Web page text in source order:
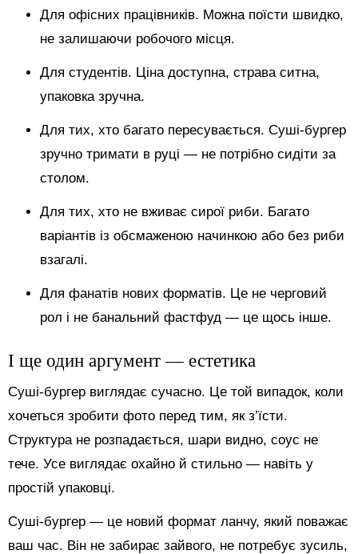
Для офісних працівників. Можна поїсти швидко,
не залишаючи робочого місця.
Для студентів. Ціна доступна, страва ситна,
упаковка зручна.
Для тих, хто багато пересувається. Суші-бургер
зручно тримати в руці — не потрібно сидіти за
столом.
Для тих, хто не вживає сирої риби. Багато
варіантів із обсмаженою начинкою або без риби
взагалі.
Для фанатів нових форматів. Це не черговий
рол і не банальний фастфуд — це щось інше.
І ще один аргумент — естетика
Суші-бургер виглядає сучасно. Це той випадок, коли
хочеться зробити фото перед тим, як з’їсти.
Структура не розпадається, шари видно, соус не
тече. Усе виглядає охайно й стильно — навіть у
простій упаковці.
Суші-бургер — це новий формат ланчу, який поважає
ваш час. Він не забирає зайвого, не потребує зусиль,